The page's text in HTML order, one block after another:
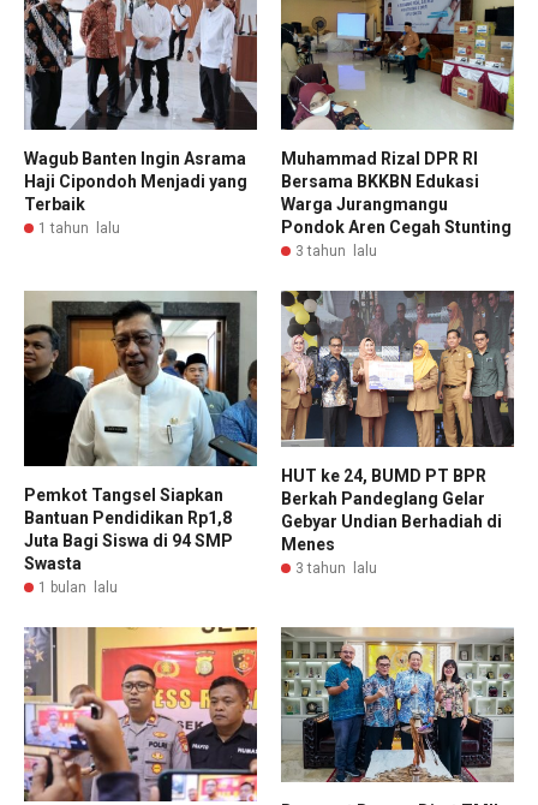
Wagub Banten Ingin Asrama
Haji Cipondoh Menjadi yang
Terbaik
1 tahun lalu
Muhammad Rizal DPR RI
Bersama BKKBN Edukasi
Warga Jurangmangu
Pondok Aren Cegah Stunting
3 tahun lalu
Pemkot Tangsel Siapkan
Bantuan Pendidikan Rp1,8
Juta Bagi Siswa di 94 SMP
Swasta
1 bulan lalu
HUT ke 24, BUMD PT BPR
Berkah Pandeglang Gelar
Gebyar Undian Berhadiah di
Menes
3 tahun lalu